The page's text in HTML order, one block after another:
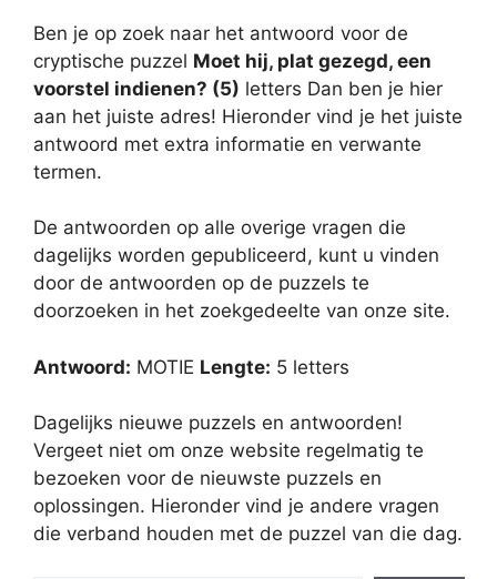
Ben je op zoek naar het antwoord voor de
cryptische puzzel Moet hij, plat gezegd, een
voorstel indienen? (5) letters Dan ben je hier
aan het juiste adres! Hieronder vind je het juiste
antwoord met extra informatie en verwante
termen.
De antwoorden op alle overige vragen die
dagelijks worden gepubliceerd, kunt u vinden
door de antwoorden op de puzzels te
doorzoeken in het zoekgedeelte van onze site.
Antwoord: MOTIE Lengte: 5 letters
Dagelijks nieuwe puzzels en antwoorden!
Vergeet niet om onze website regelmatig te
bezoeken voor de nieuwste puzzels en
oplossingen. Hieronder vind je andere vragen
die verband houden met de puzzel van die dag.